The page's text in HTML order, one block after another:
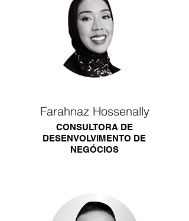
Farahnaz Hossenally
CONSULTORA DE
DESENVOLVIMENTO DE
NEGÓCIOS